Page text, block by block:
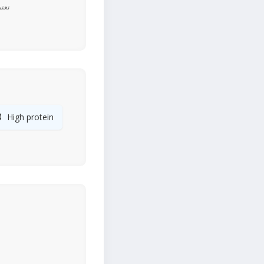
High protein